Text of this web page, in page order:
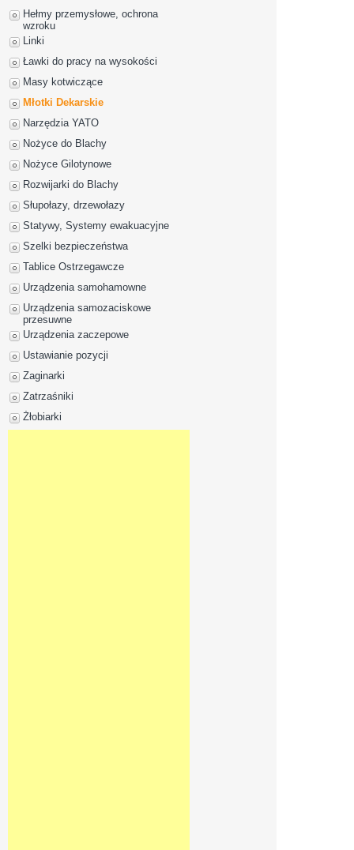
Hełmy przemysłowe, ochrona
wzroku
Linki
Ławki do pracy na wysokości
Masy kotwiczące
Młotki Dekarskie
Narzędzia YATO
Nożyce do Blachy
Nożyce Gilotynowe
Rozwijarki do Blachy
Słupołazy, drzewołazy
Statywy, Systemy ewakuacyjne
Szelki bezpieczeństwa
Tablice Ostrzegawcze
Urządzenia samohamowne
Urządzenia samozaciskowe
przesuwne
Urządzenia zaczepowe
Ustawianie pozycji
Zaginarki
Zatrzaśniki
Żłobiarki